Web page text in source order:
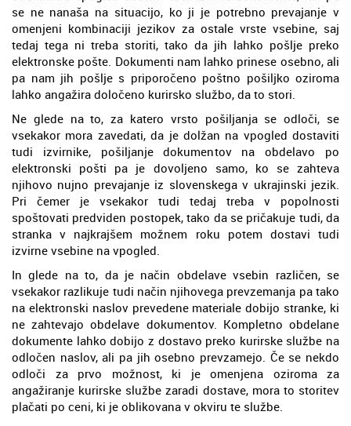
se ne nanaša na situacijo, ko ji je potrebno prevajanje v
omenjeni kombinaciji jezikov za ostale vrste vsebine, saj
tedaj tega ni treba storiti, tako da jih lahko pošlje preko
elektronske pošte. Dokumenti nam lahko prinese osebno, ali
pa nam jih pošlje s priporočeno poštno pošiljko oziroma
lahko angažira določeno kurirsko službo, da to stori.
Ne glede na to, za katero vrsto pošiljanja se odloči, se
vsekakor mora zavedati, da je dolžan na vpogled dostaviti
tudi izvirnike, pošiljanje dokumentov na obdelavo po
elektronski pošti pa je dovoljeno samo, ko se zahteva
njihovo nujno prevajanje iz slovenskega v ukrajinski jezik.
Pri čemer je vsekakor tudi tedaj treba v popolnosti
spoštovati predviden postopek, tako da se pričakuje tudi, da
stranka v najkrajšem možnem roku potem dostavi tudi
izvirne vsebine na vpogled.
In glede na to, da je način obdelave vsebin različen, se
vsekakor razlikuje tudi način njihovega prevzemanja pa tako
na elektronski naslov prevedene materiale dobijo stranke, ki
ne zahtevajo obdelave dokumentov. Kompletno obdelane
dokumente lahko dobijo z dostavo preko kurirske službe na
odločen naslov, ali pa jih osebno prevzamejo. Če se nekdo
odloči za prvo možnost, ki je omenjena oziroma za
angažiranje kurirske službe zaradi dostave, mora to storitev
plačati po ceni, ki je oblikovana v okviru te službe.